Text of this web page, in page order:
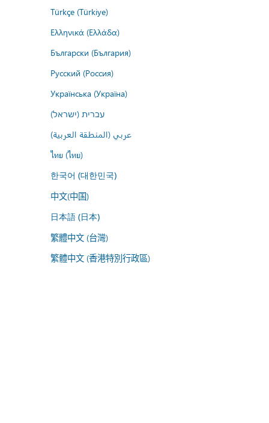
Türkçe (Türkiye)
Ελληνικά (Ελλάδα)
Български (България)
Русский (Россия)
Українська (Україна)
עברית (ישראל)
عربي (المنطقة العربية)
ไทย (ไทย)
한국어 (대한민국)
中文(中国)
日本語 (日本)
繁體中文 (台灣)
繁體中文 (香港特別行政區)